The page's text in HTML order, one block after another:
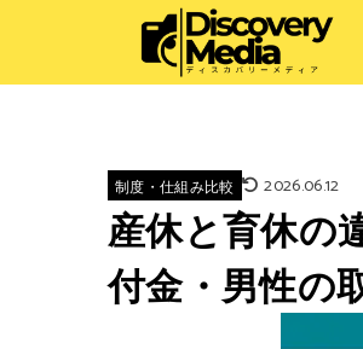
制度・仕組み比較 2026.06.12
産休と育休の
付金・男性の